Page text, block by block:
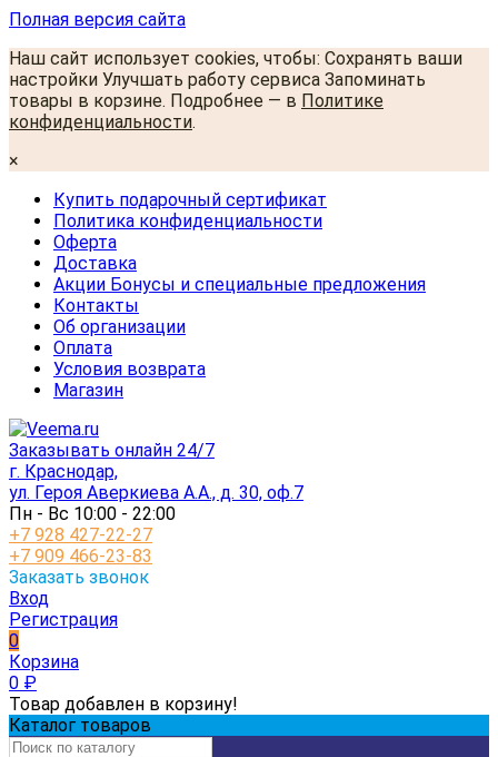
Полная версия сайта
Наш сайт использует cookies, чтобы: Сохранять ваши
настройки Улучшать работу сервиса Запоминать
товары в корзине. Подробнее — в Политике
конфиденциальности.
×
Купить подарочный сертификат
Политика конфиденциальности
Оферта
Доставка
Акции Бонусы и специальные предложения
Контакты
Об организации
Оплата
Условия возврата
Магазин
Заказывать онлайн 24/7
г. Краснодар,
ул. Героя Аверкиева А.А., д. 30, оф.7
Пн - Вс 10:00 - 22:00
+7 928 427-22-27
+7 909 466-23-83
Заказать звонок
Вход
Регистрация
0
Корзина
0 ₽
Товар добавлен в корзину!
Каталог товаров